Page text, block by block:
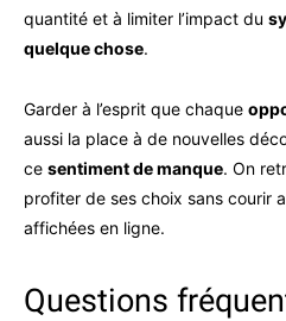
quantité et à limiter l’impact du
quelque chose.
Garder à l’esprit que chaque
aussi la place à de nouvelles
ce sentiment de manque. On
profiter de ses choix sans courir
affichées en ligne.
Questions